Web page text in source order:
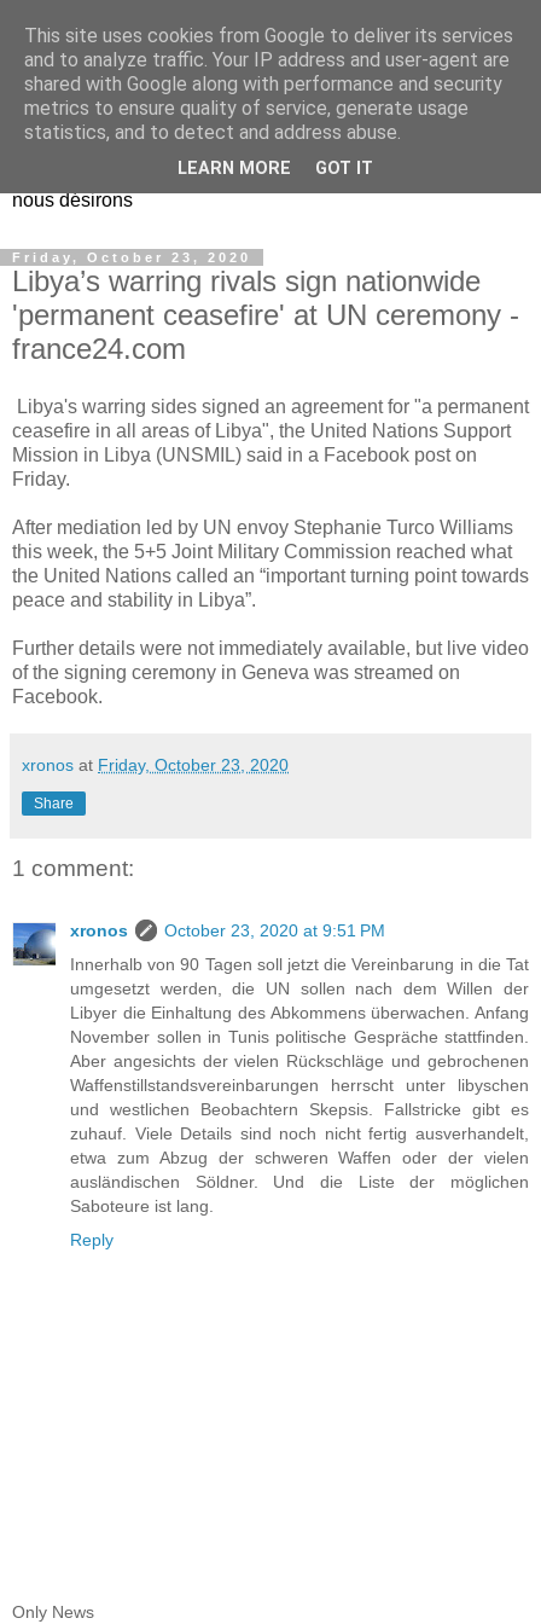
EL Etos UT
Dieu Créateur, considérez que nous ne nous entendons pas
nous-même et que nous ne savons pas ce que nous
voulons, et que nous nous éloignons infiniment de ce que
nous désirons
Friday, October 23, 2020
Libya’s warring rivals sign nationwide
'permanent ceasefire' at UN ceremony -
france24.com
Libya's warring sides signed an agreement for "a permanent
ceasefire in all areas of Libya", the United Nations Support
Mission in Libya (UNSMIL) said in a Facebook post on
Friday.
After mediation led by UN envoy Stephanie Turco Williams
this week, the 5+5 Joint Military Commission reached what
the United Nations called an “important turning point towards
peace and stability in Libya”.
Further details were not immediately available, but live video
of the signing ceremony in Geneva was streamed on
Facebook.
xronos at Friday, October 23, 2020
Share
1 comment:
xronos
October 23, 2020 at 9:51 PM
Innerhalb von 90 Tagen soll jetzt die Vereinbarung in die Tat
umgesetzt werden, die UN sollen nach dem Willen der
Libyer die Einhaltung des Abkommens überwachen. Anfang
November sollen in Tunis politische Gespräche stattfinden.
Aber angesichts der vielen Rückschläge und gebrochenen
Waffenstillstandsvereinbarungen herrscht unter libyschen
und westlichen Beobachtern Skepsis. Fallstricke gibt es
zuhauf. Viele Details sind noch nicht fertig ausverhandelt,
etwa zum Abzug der schweren Waffen oder der vielen
ausländischen Söldner. Und die Liste der möglichen
Saboteure ist lang.
Reply
Only News
This site uses cookies from Google to deliver its services
and to analyze traffic. Your IP address and user-agent are
shared with Google along with performance and security
metrics to ensure quality of service, generate usage
statistics, and to detect and address abuse.
LEARN MORE GOT IT